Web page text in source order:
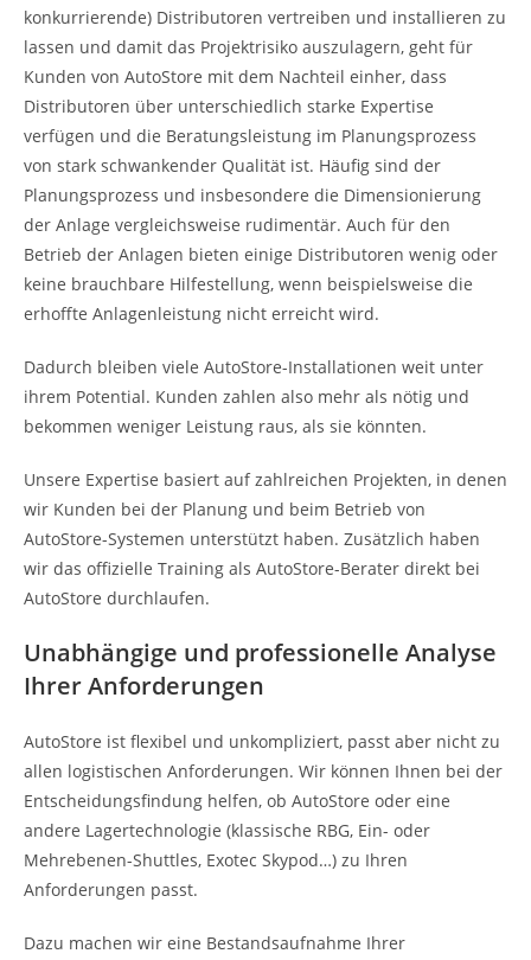
konkurrierende) Distributoren vertreiben und installieren zu
lassen und damit das Projektrisiko auszulagern, geht für
Kunden von AutoStore mit dem Nachteil einher, dass
Distributoren über unterschiedlich starke Expertise
verfügen und die Beratungsleistung im Planungsprozess
von stark schwankender Qualität ist. Häufig sind der
Planungsprozess und insbesondere die Dimensionierung
der Anlage vergleichsweise rudimentär. Auch für den
Betrieb der Anlagen bieten einige Distributoren wenig oder
keine brauchbare Hilfestellung, wenn beispielsweise die
erhoffte Anlagenleistung nicht erreicht wird.
Dadurch bleiben viele AutoStore-Installationen weit unter
ihrem Potential. Kunden zahlen also mehr als nötig und
bekommen weniger Leistung raus, als sie könnten.
Unsere Expertise basiert auf zahlreichen Projekten, in denen
wir Kunden bei der Planung und beim Betrieb von
AutoStore-Systemen unterstützt haben. Zusätzlich haben
wir das offizielle Training als AutoStore-Berater direkt bei
AutoStore durchlaufen.
Unabhängige und professionelle Analyse
Ihrer Anforderungen
AutoStore ist flexibel und unkompliziert, passt aber nicht zu
allen logistischen Anforderungen. Wir können Ihnen bei der
Entscheidungsfindung helfen, ob AutoStore oder eine
andere Lagertechnologie (klassische RBG, Ein- oder
Mehrebenen-Shuttles, Exotec Skypod…) zu Ihren
Anforderungen passt.
Dazu machen wir eine Bestandsaufnahme Ihrer